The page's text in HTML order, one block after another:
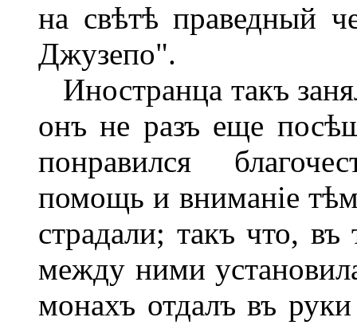
на свѣтѣ праведный
Джузепо".
Иностранца такъ
онъ не разъ еще
понравился
помощь и вниманіе
страдали; такъ что,
между ними
монахъ отдалъ въ